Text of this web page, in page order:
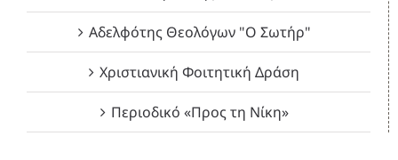
Αδελφότης Θεολόγων "Ο Σωτήρ"
Χριστιανική Φοιτητική Δράση
Περιοδικό «Προς τη Νίκη»